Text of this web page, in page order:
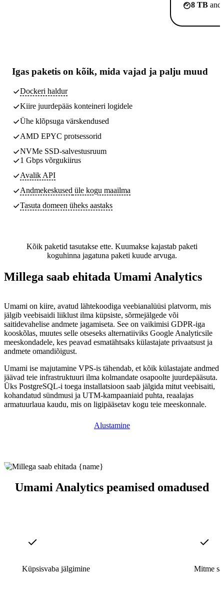
8 TB
Igas paketis on kõik, mida vajad ja palju muud
Dockeri haldur
Kiire juurdepääs konteineri logidele
Ühe klõpsuga värskendused
AMD EPYC protsessorid
NVMe SSD-salvestusruum
1 Gbps võrgukiirus
Avalik API
Andmekeskused üle kogu maailma
Tasuta domeen üheks aastaks
Kõik paketid tasutakse ette. Kuumakse kajastab paketi
koguhinna jagatuna paketi kuude arvuga.
Millega saab ehitada Umami Analytics
Umami on kiire, avatud lähtekoodiga veebianalüüsi platvorm, mis
jälgib veebisaidi liiklust ilma küpsiste, sõrmejälgede või
saitidevahelise andmete jagamiseta. See on vaikimisi GDPR-iga
kooskõlas, muutes selle otseseks alternatiiviks Google Analyticsile
meeskondadele, kes peavad esmatähtsaks külastajate privaatsust ja
andmete omandiõigust.
Umami ise majutamine VPS-is tähendab, et kõik külastajate andmed
jäävad teie infrastruktuuri ilma kolmandate osapoolte juurdepääsuta.
Üks PostgreSQL-i toega installatsioon saab jälgida mitut veebisaiti,
kohandatud sündmusi ja UTM-kampaaniaid puhta, reaalajas
armatuurlaua kaudu, mis on ligipääsetav kogu teie meeskonnale.
Alustamine
Umami Analytics peamised omadused
Küpsisvaba jälgimine Mitme